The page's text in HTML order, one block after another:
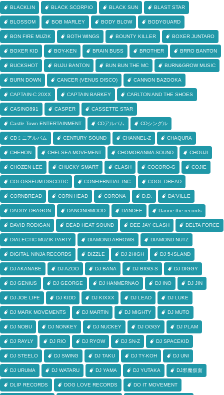
BLACKLIN BLACK SCORPIO BLACK SUN BLAST STAR
BLOSSOM BOB MARLEY BODY BLOW BODYGUARD
BON FIRE MUZIK BOTH WINGS BOUNTY KILLER BOXER JUNTARO
BOXER KID BOY-KEN BRAIN BUSS BROTHER BRRO BANTON
BUCKSHOT BUJU BANTON BUN BUN THE MC BURN&GROW MUSIC
BURN DOWN CANCER (VENUS DISCO) CANNON BAZOOKA
CAPTAIN-C 20XX CAPTAIN BARKEY CARLTON AND THE SHOES
CASINO891 CASPER CASSETTE STAR
Castle Town ENTERTAINMENT CDアルバム CDシングル
CDミニアルバム CENTURY SOUND CHANNEL-Z CHAQURA
CHEHON CHELSEA MOVEMENT CHOMORANMA SOUND CHOUJI
CHOZEN LEE CHUCKY SMART CLASH COCORO-G COJIE
COLOSSEUM DISCOTIC CONFIFRNTIAL INC. COOL DREAD
CORNBREAD CORN HEAD CORONA D.D. DA'VILLE
DADDY DRAGON DANCINGMOOD DANDEE Danne the records
DAVID RODIGAN DEAD HEAT SOUND DEE JAY CLASH DELTA FORCE
DIALECTIC MUZIK PARTY DIAMOND ARROWS DIAMOND NUTZ
DIGITAL NINJA RECORDS DIZZLE DJ 2HIGH DJ 5-ISLAND
DJ AKANABE DJ AZOO DJ BANA DJ BIGG-S DJ DIGGY
DJ GENIUS DJ GEORGE DJ HANMERNAO DJ INO DJ JIN
DJ JOE LIFE DJ KIDD DJ KIXXX DJ LEAD DJ LUKE
DJ MARK MOVEMENTS DJ MARTIN DJ MIGHTY DJ MUTO
DJ NOBU DJ NONKEY DJ NUCKEY DJ OGGY DJ PLAM
DJ RAYLY DJ RIO DJ RYOW DJ SN-Z DJ SPACEKID
DJ STEELO DJ SWING DJ TAKU DJ TY-KOH DJ UNI
DJ URUMA DJ WATARU DJ YAMA DJ YUTAKA DJ邪魔仮面
DLIP RECORDS DOG LOVE RECORDS DO IT MOVEMENT